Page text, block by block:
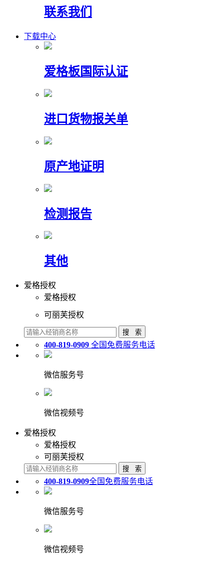
联系我们
下载中心
爱格板国际认证
进口货物报关单
原产地证明
检测报告
其他
爱格授权
爱格授权
可丽芙授权
400-819-0909 全国免费服务电话
微信服务号
微信视频号
爱格授权
爱格授权
可丽芙授权
400-819-0909全国免费服务电话
微信服务号
微信视频号